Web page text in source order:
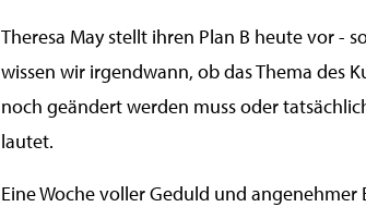
Theresa May stellt ihren Plan B heute vor -
wissen wir irgendwann, ob das Thema des
noch geändert werden muss oder
lautet.
Eine Woche voller Geduld und angenehmer